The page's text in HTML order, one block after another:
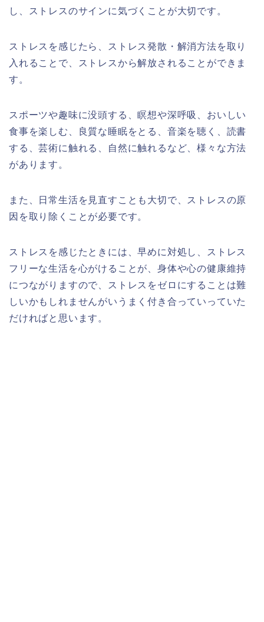
し、ストレスのサインに気づくことが大切です。
ストレスを感じたら、ストレス発散・解消方法を取り
入れることで、ストレスから解放されることができま
す。
スポーツや趣味に没頭する、瞑想や深呼吸、おいしい
食事を楽しむ、良質な睡眠をとる、音楽を聴く、読書
する、芸術に触れる、自然に触れるなど、様々な方法
があります。
また、日常生活を見直すことも大切で、ストレスの原
因を取り除くことが必要です。
ストレスを感じたときには、早めに対処し、ストレス
フリーな生活を心がけることが、身体や心の健康維持
につながりますので、ストレスをゼロにすることは難
しいかもしれませんがいうまく付き合っていっていた
だければと思います。